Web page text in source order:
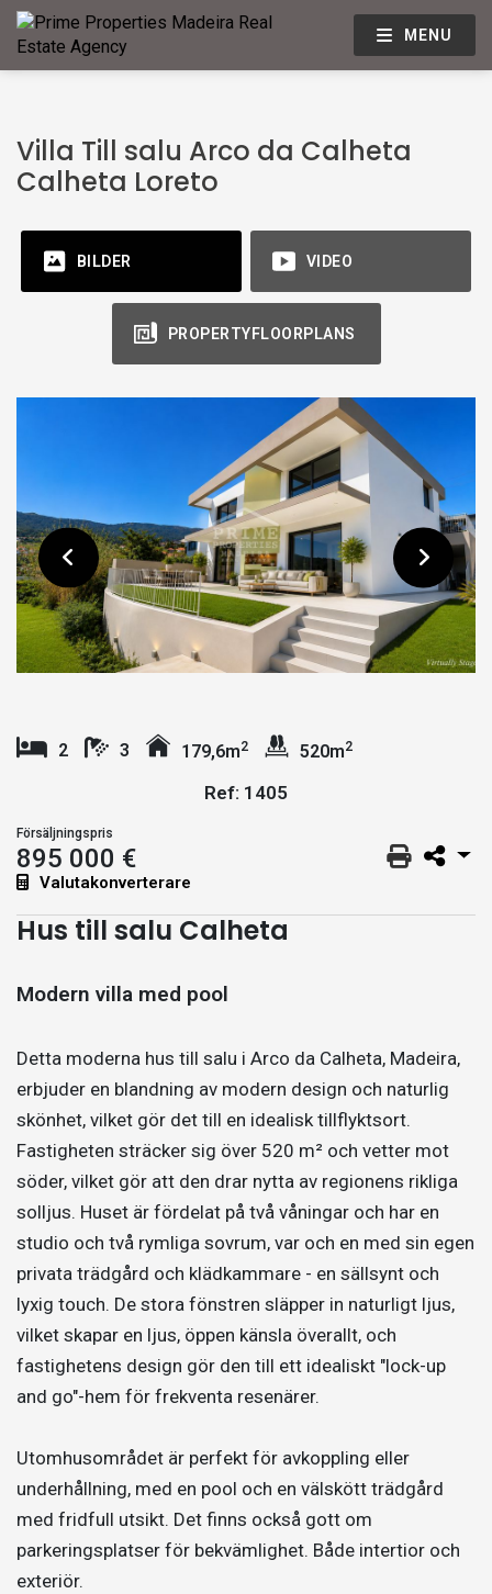
MENU
Villa Till salu Arco da Calheta
Calheta Loreto
BILDER VIDEO
PROPERTYFLOORPLANS
2 3 179,6m2 520m2
Ref: 1405
Försäljningspris
895 000 €
Valutakonverterare
Hus till salu Calheta
Modern villa med pool
Detta moderna hus till salu i Arco da Calheta, Madeira,
erbjuder en blandning av modern design och naturlig
skönhet, vilket gör det till en idealisk tillflyktsort.
Fastigheten sträcker sig över 520 m² och vetter mot
söder, vilket gör att den drar nytta av regionens rikliga
solljus. Huset är fördelat på två våningar och har en
studio och två rymliga sovrum, var och en med sin egen
privata trädgård och klädkammare - en sällsynt och
lyxig touch. De stora fönstren släpper in naturligt ljus,
vilket skapar en ljus, öppen känsla överallt, och
fastighetens design gör den till ett idealiskt "lock-up
and go"-hem för frekventa resenärer.
Utomhusområdet är perfekt för avkoppling eller
underhållning, med en pool och en välskött trädgård
med fridfull utsikt. Det finns också gott om
parkeringsplatser för bekvämlighet. Både intertior och
exteriör.